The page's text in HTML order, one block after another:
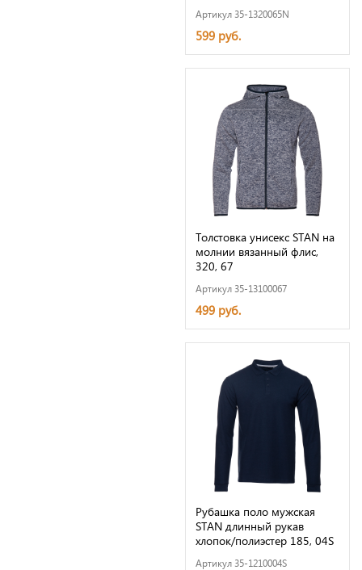
Артикул 35-1320065N
599 руб.
Толстовка унисекс STAN на
молнии вязанный флис,
320, 67
Артикул 35-13100067
499 руб.
Рубашка поло мужская
STAN длинный рукав
хлопок/полиэстер 185, 04S
Артикул 35-1210004S